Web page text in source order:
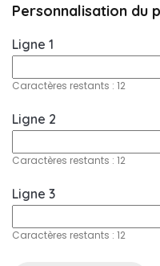
Personnalisation du
Ligne 1
Caractères restants : 12
Ligne 2
Caractères restants : 12
Ligne 3
Caractères restants : 12